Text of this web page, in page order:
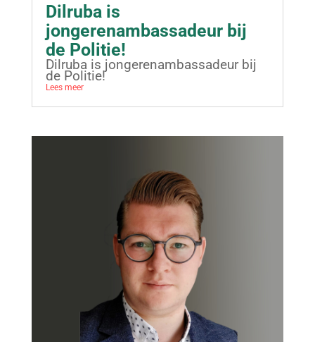
Dilruba is
jongerenambassadeur bij
de Politie!
Dilruba is jongerenambassadeur bij
de Politie!
Lees meer